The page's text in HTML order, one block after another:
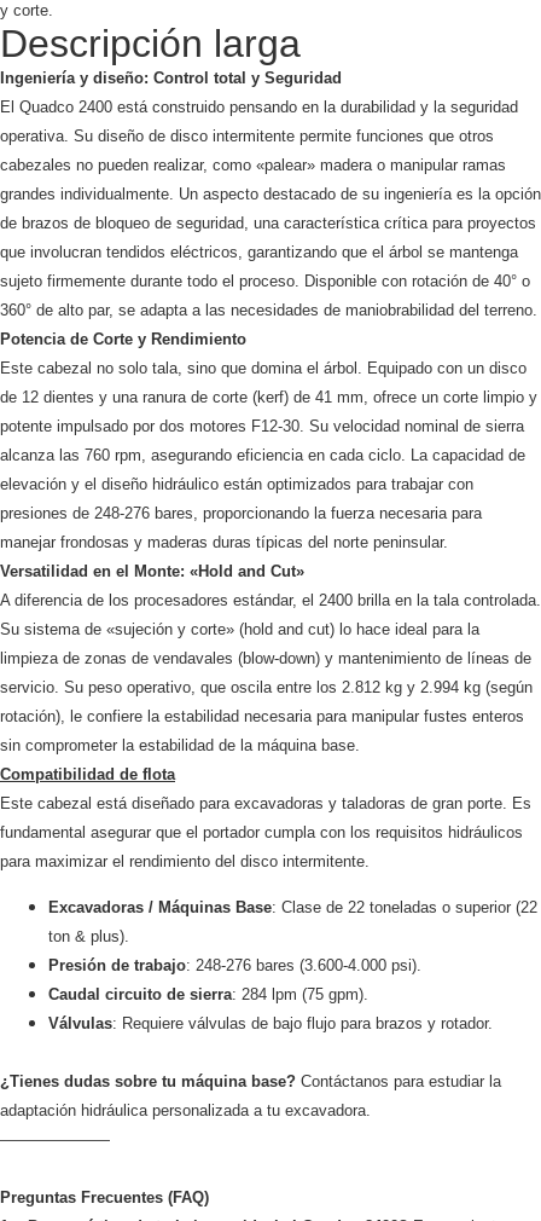
y corte.
Descripción larga
Ingeniería y diseño: Control total y Seguridad
El Quadco 2400 está construido pensando en la durabilidad y la seguridad
operativa. Su diseño de disco intermitente permite funciones que otros
cabezales no pueden realizar, como «palear» madera o manipular ramas
grandes individualmente. Un aspecto destacado de su ingeniería es la opción
de brazos de bloqueo de seguridad, una característica crítica para proyectos
que involucran tendidos eléctricos, garantizando que el árbol se mantenga
sujeto firmemente durante todo el proceso. Disponible con rotación de 40° o
360° de alto par, se adapta a las necesidades de maniobrabilidad del terreno.
Potencia de Corte y Rendimiento
Este cabezal no solo tala, sino que domina el árbol. Equipado con un disco
de 12 dientes y una ranura de corte (kerf) de 41 mm, ofrece un corte limpio y
potente impulsado por dos motores F12-30. Su velocidad nominal de sierra
alcanza las 760 rpm, asegurando eficiencia en cada ciclo. La capacidad de
elevación y el diseño hidráulico están optimizados para trabajar con
presiones de 248-276 bares, proporcionando la fuerza necesaria para
manejar frondosas y maderas duras típicas del norte peninsular.
Versatilidad en el Monte: «Hold and Cut»
A diferencia de los procesadores estándar, el 2400 brilla en la tala controlada.
Su sistema de «sujeción y corte» (hold and cut) lo hace ideal para la
limpieza de zonas de vendavales (blow-down) y mantenimiento de líneas de
servicio. Su peso operativo, que oscila entre los 2.812 kg y 2.994 kg (según
rotación), le confiere la estabilidad necesaria para manipular fustes enteros
sin comprometer la estabilidad de la máquina base.
Compatibilidad de flota
Este cabezal está diseñado para excavadoras y taladoras de gran porte. Es
fundamental asegurar que el portador cumpla con los requisitos hidráulicos
para maximizar el rendimiento del disco intermitente.
Excavadoras / Máquinas Base: Clase de 22 toneladas o superior (22
ton & plus).
Presión de trabajo: 248-276 bares (3.600-4.000 psi).
Caudal circuito de sierra: 284 lpm (75 gpm).
Válvulas: Requiere válvulas de bajo flujo para brazos y rotador.
¿Tienes dudas sobre tu máquina base? Contáctanos para estudiar la
adaptación hidráulica personalizada a tu excavadora.
———————
Preguntas Frecuentes (FAQ)